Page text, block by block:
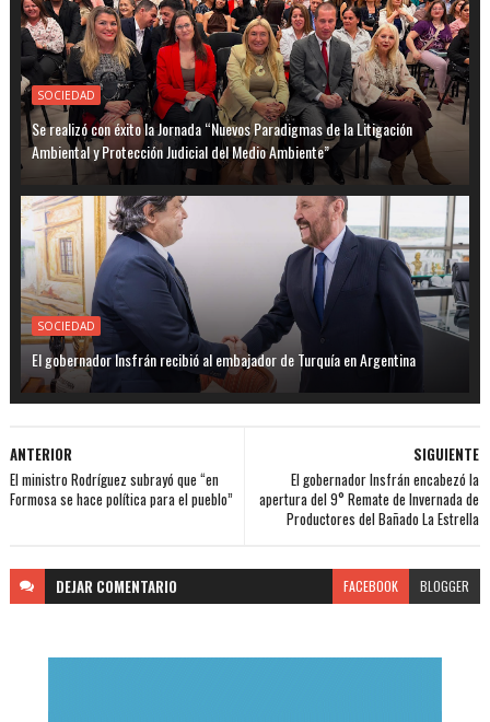
SOCIEDAD
Se realizó con éxito la Jornada “Nuevos Paradigmas de la Litigación
Ambiental y Protección Judicial del Medio Ambiente”
SOCIEDAD
El gobernador Insfrán recibió al embajador de Turquía en Argentina
SIGUIENTE
El gobernador Insfrán encabezó la
apertura del 9° Remate de Invernada de
Productores del Bañado La Estrella
ANTERIOR
El ministro Rodríguez subrayó que “en
Formosa se hace política para el pueblo”
DEJAR COMENTARIO FACEBOOK BLOGGER